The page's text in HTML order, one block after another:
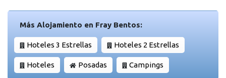
Más Alojamiento en Fray Bentos:
Hoteles 3 Estrellas Hoteles 2 Estrellas
Hoteles Posadas Campings